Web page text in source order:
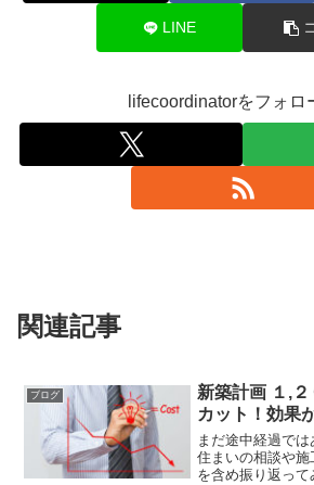
LINE
lifecoordinatorをフォロ
関連記事
ブログ
新築計画 １,２００万円のコスト
カット！効果
まだ途中経過で
住まいの相談や施
を含め振り返っ